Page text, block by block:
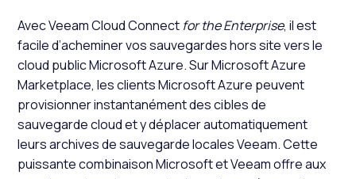
Avec Veeam Cloud Connect for the Enterprise, il est
facile d’acheminer vos sauvegardes hors site vers le
cloud public Microsoft Azure. Sur Microsoft Azure
Marketplace, les clients Microsoft Azure peuvent
provisionner instantanément des cibles de
sauvegarde cloud et y déplacer automatiquement
leurs archives de sauvegarde locales Veeam. Cette
puissante combinaison Microsoft et Veeam offre aux